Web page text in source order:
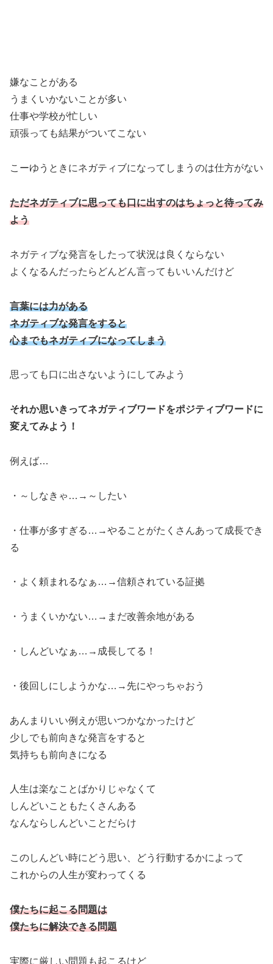
嫌なことがある
うまくいかないことが多い
仕事や学校が忙しい
頑張っても結果がついてこない
こーゆうときにネガティブになってしまうのは仕方がない
ただネガティブに思っても口に出すのはちょっと待ってみ
よう
ネガティブな発言をしたって状況は良くならない
よくなるんだったらどんどん言ってもいいんだけど
言葉には力がある
ネガティブな発言をすると
心までもネガティブになってしまう
思っても口に出さないようにしてみよう
それか思いきってネガティブワードをポジティブワードに
変えてみよう！
例えば…
・～しなきゃ…→～したい
・仕事が多すぎる…→やることがたくさんあって成長でき
る
・よく頼まれるなぁ…→信頼されている証拠
・うまくいかない…→まだ改善余地がある
・しんどいなぁ…→成長してる！
・後回しにしようかな…→先にやっちゃおう
あんまりいい例えが思いつかなかったけど
少しでも前向きな発言をすると
気持ちも前向きになる
人生は楽なことばかりじゃなくて
しんどいこともたくさんある
なんならしんどいことだらけ
このしんどい時にどう思い、どう行動するかによって
これからの人生が変わってくる
僕たちに起こる問題は
僕たちに解決できる問題
実際に厳しい問題も起こるけど